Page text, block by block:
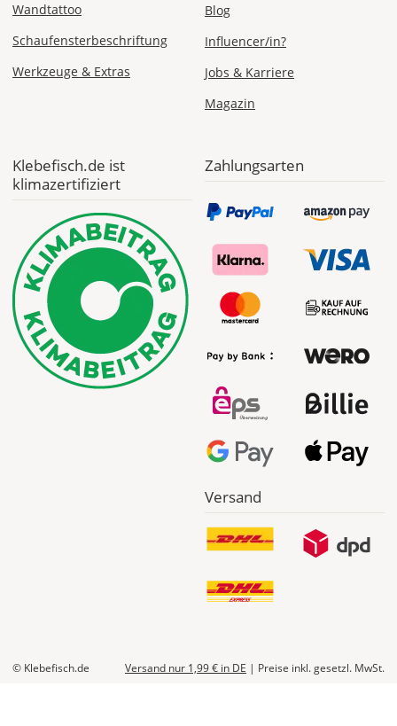
Wandtattoo
Schaufensterbeschriftung
Werkzeuge & Extras
Blog
Influencer/in?
Jobs & Karriere
Magazin
Klebefisch.de ist
klimazertifiziert
Zahlungsarten
Versand
© Klebefisch.de Versand nur 1,99 € in DE | Preise inkl. gesetzl. MwSt.